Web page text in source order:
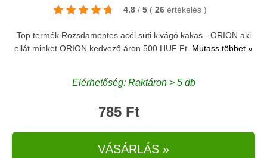
4.8 / 5 ( 26 értékelés )
Top termék Rozsdamentes acél süti kivágó kakas - ORION aki
ellát minket ORION kedvező áron 500 HUF Ft. Mutass többet »
Elérhetőség: Raktáron > 5 db
785 Ft
VÁSÁRLÁS »